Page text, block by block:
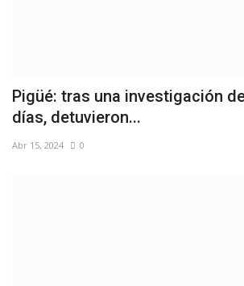
Pigüé: tras una investigación
días, detuvieron...
Abr 15, 2024 0